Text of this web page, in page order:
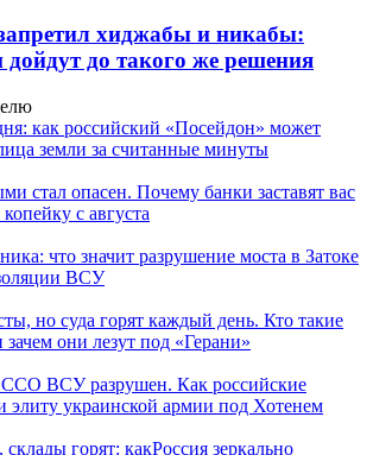
хиджабы и никабы:
дойдут до такого же решения
как российский «Посейдон» может
земли за считанные минуты
стал опасен. Почему банки заставят вас
с августа
что значит разрушение моста в Затоке
ВСУ
но суда горят каждый день. Кто такие
они лезут под «Герани»
ВСУ разрушен. Как российские
элиту украинской армии под Хотенем
горят: какРоссия зеркально